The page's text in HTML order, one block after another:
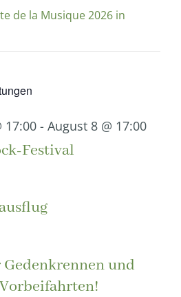
de la Musique 2026 in
17:00 - August 8 @ 17:00
Festival
Gedenkrennen und